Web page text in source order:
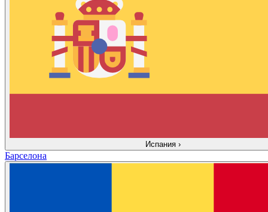
Испания ›
Барселона